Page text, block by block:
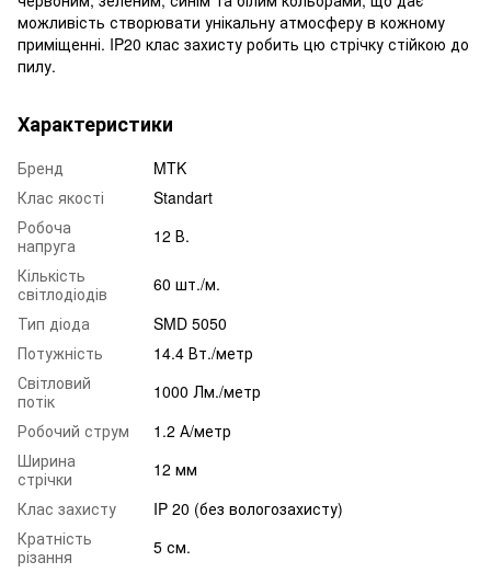
можливість створювати унікальну атмосферу в кожному
приміщенні. IP20 клас захисту робить цю стрічку стійкою до
пилу.
Характеристики
Бренд
MTK
Клас якості
Standart
Робоча
напруга
12 В.
Кількість
світлодіодів
60 шт./м.
Тип діода
SMD 5050
Потужність
14.4 Вт./метр
Світловий
потік
1000 Лм./метр
Робочий струм
1.2 А/метр
Ширина
стрічки
12 мм
Клас захисту
IP 20 (без вологозахисту)
Кратність
різання
5 см.